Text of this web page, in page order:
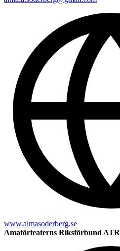
www.almasoderberg.se
Amatörteaterns Riksförbund ATR